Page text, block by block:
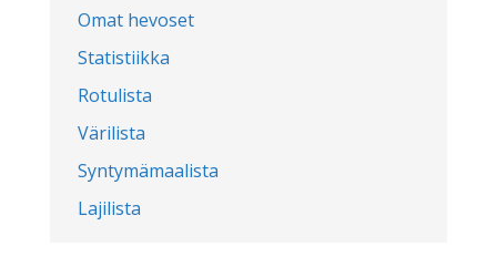
Omat hevoset
Statistiikka
Rotulista
Värilista
Syntymämaalista
Lajilista